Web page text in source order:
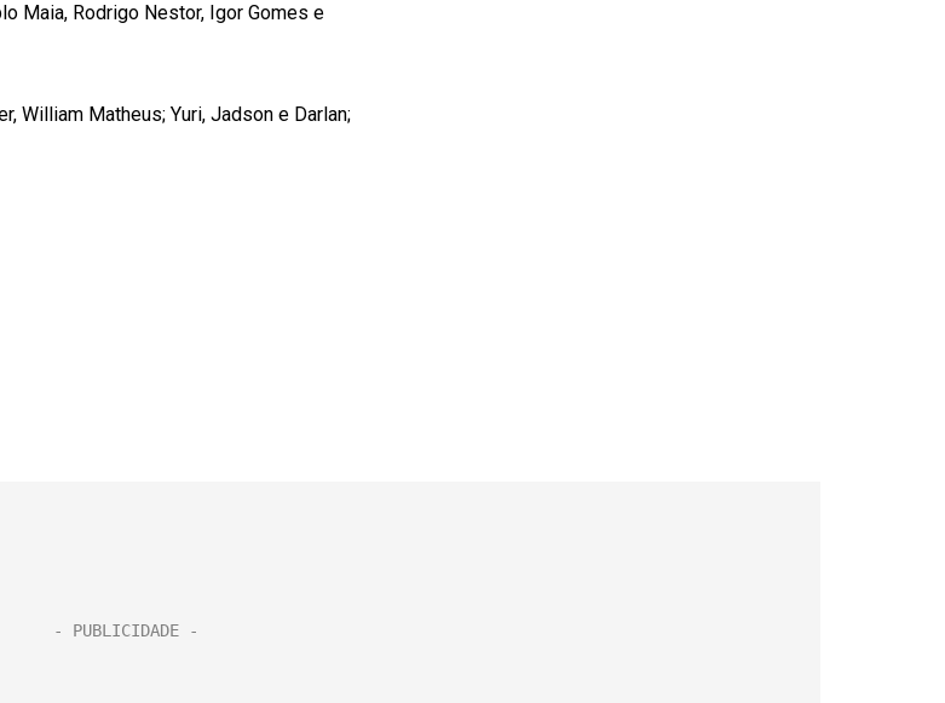
Maia, Rodrigo Nestor, Igor Gomes e
William Matheus; Yuri, Jadson e Darlan;